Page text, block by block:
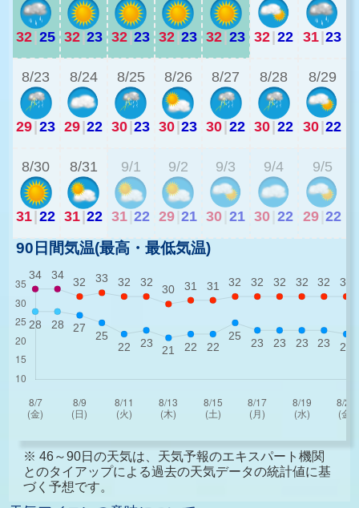
32 25 32 23 32 23 32 23 32 23 32 22 31 23
8/23
29 23
8/24
29 22
8/25
30 23
8/26
30 23
8/27
30 22
8/28
30 22
8/29
30 22
8/30
31 22
8/31
31 22
9/1
31 22
9/2
29 21
9/3
30 21
9/4
30 22
9/5
29 22
90日間気温(最高・最低気温)
※ 46～90日の天気は、天気予報のエキスパート機関
とのタイアップによる過去の天気データの統計値に基
づく予想です。